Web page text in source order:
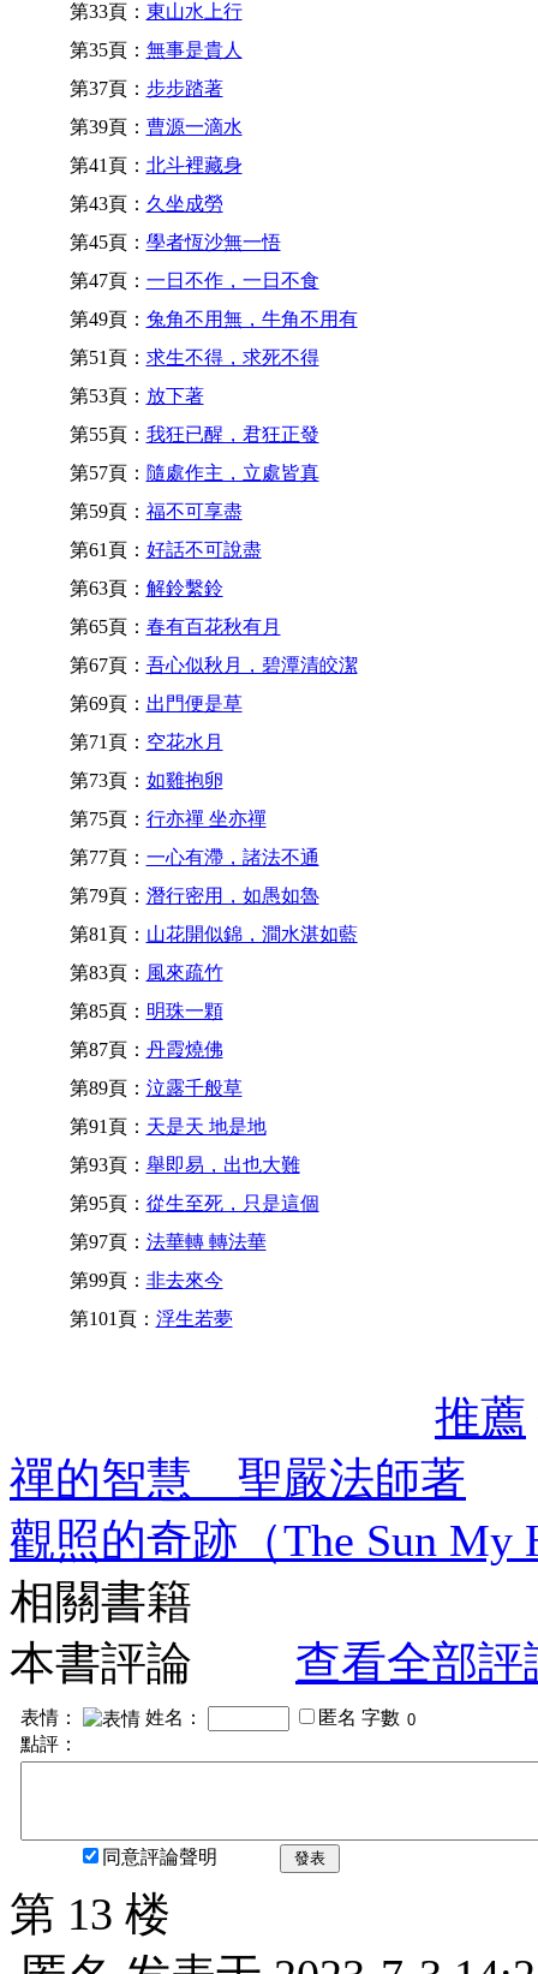
第33頁： 東山水上行
第35頁： 無事是貴人
第37頁： 步步踏著
第39頁： 曹源一滴水
第41頁： 北斗裡藏身
第43頁： 久坐成勞
第45頁： 學者恆沙無一悟
第47頁： 一日不作，一日不食
第49頁： 兔角不用無，牛角不用有
第51頁： 求生不得，求死不得
第53頁： 放下著
第55頁： 我狂已醒，君狂正發
第57頁： 隨處作主，立處皆真
第59頁： 福不可享盡
第61頁： 好話不可說盡
第63頁： 解鈴繫鈴
第65頁： 春有百花秋有月
第67頁： 吾心似秋月，碧潭清皎潔
第69頁： 出門便是草
第71頁： 空花水月
第73頁： 如雞抱卵
第75頁： 行亦禪 坐亦禪
第77頁： 一心有滯，諸法不通
第79頁： 潛行密用，如愚如魯
第81頁： 山花開似錦，澗水湛如藍
第83頁： 風來疏竹
第85頁： 明珠一顆
第87頁： 丹霞燒佛
第89頁： 泣露千般草
第91頁： 天是天 地是地
第93頁： 舉即易，出也大難
第95頁： 從生至死，只是這個
第97頁： 法華轉 轉法華
第99頁： 非去來今
第101頁： 浮生若夢
推薦
禪的智慧 聖嚴法師著
觀照的奇跡（The Sun
相關書籍
本書評論
查看全部評
表情： 姓名： 匿名 字數
點評：
同意評論聲明 發表
第 13 楼